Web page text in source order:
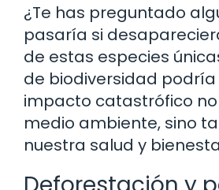
¿Te has preguntado
pasaría si
de estas especies
de biodiversidad
impacto catastrófico no
medio ambiente, sino
nuestra salud y